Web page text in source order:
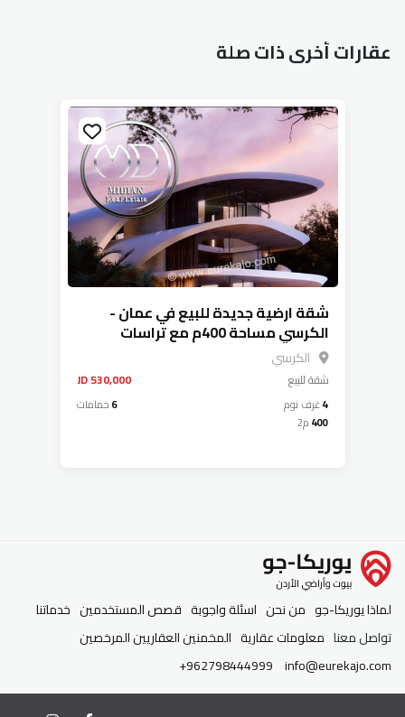
عقارات أخرى ذات صلة
شقة ارضية جديدة للبيع في عمان -
الكرسي مساحة 400م مع تراسات
تشطيبات ديكورات عصرية فاخرة إطلالة
بانورامية موقع مميز
الكرسي
شقةللبيع 530,000 JD
4غرف نوم 6حمامات
400م2
لماذا يوريكا-جو من نحن اسئلة واجوبة قصص المستخدمين خدماتنا
تواصل معنا معلومات عقارية المخمنين العقاريين المرخصين
info@eurekajo.com
+962798444999